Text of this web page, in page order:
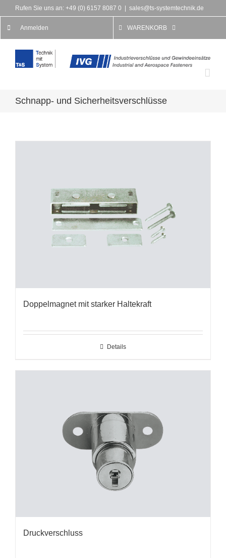
Rufen Sie uns an: +49 (0) 6157 8087 0 sales@ts-systemtechnik.de
Anmelden WARENKORB
Schnapp- und Sicherheitsverschlüsse
Doppelmagnet mit starker Haltekraft
Details
Druckverschluss